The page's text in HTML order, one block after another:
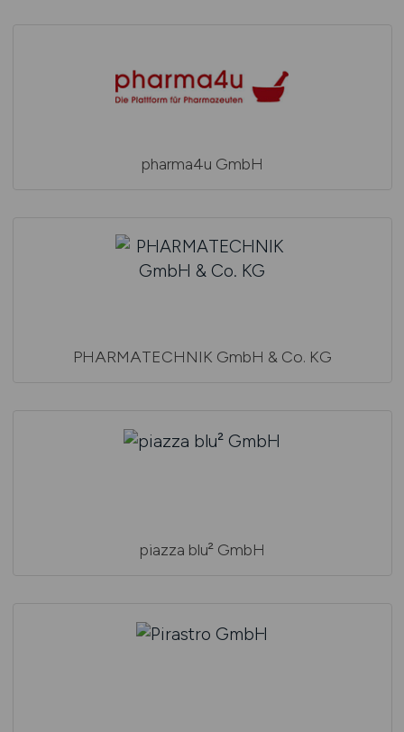
pharma4u GmbH
PHARMATECHNIK GmbH & Co. KG
piazza blu² GmbH